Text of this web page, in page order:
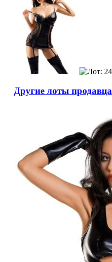
Другие лоты продавца